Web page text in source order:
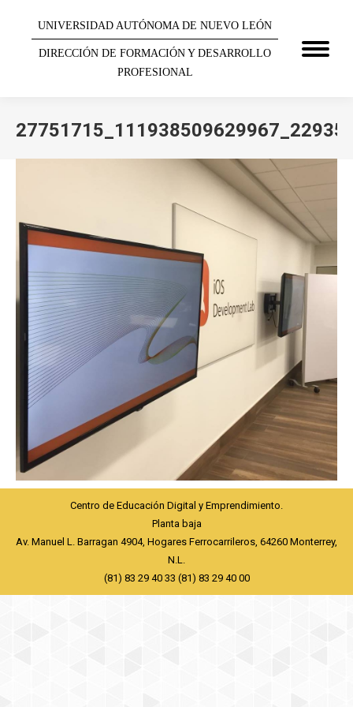
UNIVERSIDAD AUTÓNOMA DE NUEVO LEÓN
DIRECCIÓN DE FORMACIÓN Y DESARROLLO
PROFESIONAL
Centro de Educación Digital y Emprendimiento.
Planta baja
Av. Manuel L. Barragan 4904, Hogares Ferrocarrileros, 64260 Monterrey,
N.L.
(81) 83 29 40 33 (81) 83 29 40 00